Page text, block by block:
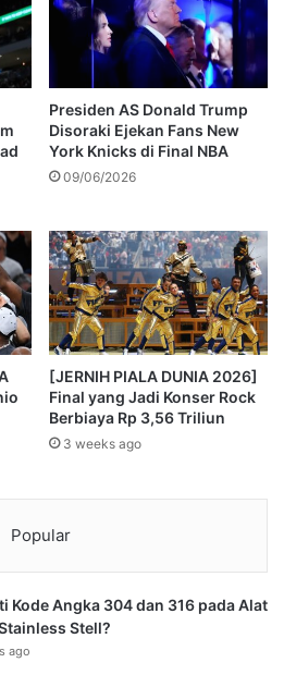
Presiden AS Donald Trump
Disoraki Ejekan Fans New
York Knicks di Final NBA
09/06/2026
[JERNIH PIALA DUNIA 2026]
Final yang Jadi Konser Rock
Berbiaya Rp 3,56 Triliun
3 weeks ago
Popular
Kode Angka 304 dan 316 pada Alat
Stell?
ago